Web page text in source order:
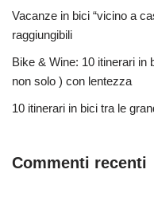
Vacanze in bici “vicino a
raggiungibili
Bike & Wine: 10 itinerari in
non solo ) con lentezza
10 itinerari in bici tra le
Commenti recenti